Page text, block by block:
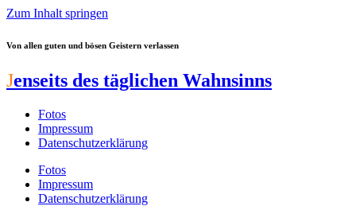
Zum Inhalt springen
Von allen guten und bösen Geistern verlassen
Jenseits des täglichen Wahnsinns
Fotos
Impressum
Datenschutzerklärung
Fotos
Impressum
Datenschutzerklärung